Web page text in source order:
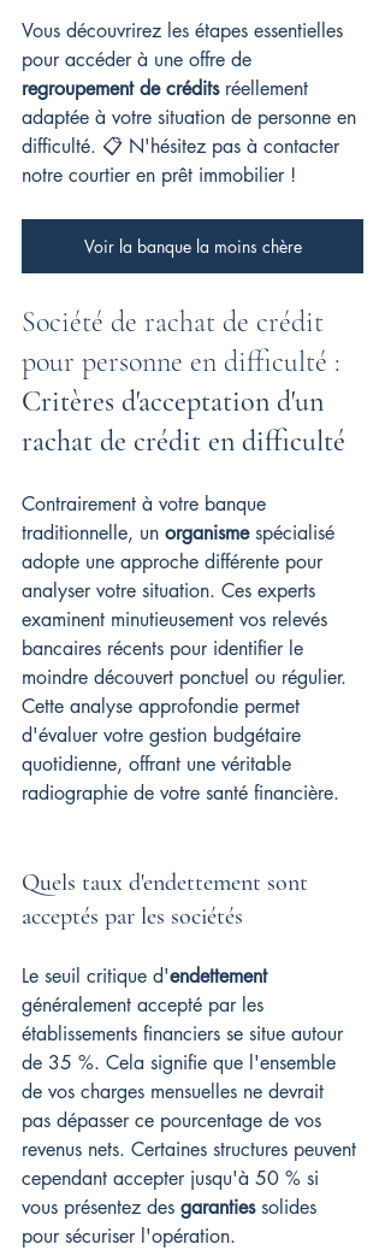
Vous découvrirez les étapes essentielles
pour accéder à une offre de
regroupement de crédits réellement
adaptée à votre situation de personne en
difficulté. 📋 N'hésitez pas à contacter
notre courtier en prêt immobilier !
Voir la banque la moins chère
Société de rachat de crédit
pour personne en difficulté :
Critères d'acceptation d'un
rachat de crédit en difficulté
Contrairement à votre banque
traditionnelle, un organisme spécialisé
adopte une approche différente pour
analyser votre situation. Ces experts
examinent minutieusement vos relevés
bancaires récents pour identifier le
moindre découvert ponctuel ou régulier.
Cette analyse approfondie permet
d'évaluer votre gestion budgétaire
quotidienne, offrant une véritable
radiographie de votre santé financière.
Quels taux d'endettement sont
acceptés par les sociétés
Le seuil critique d'endettement
généralement accepté par les
établissements financiers se situe autour
de 35 %. Cela signifie que l'ensemble
de vos charges mensuelles ne devrait
pas dépasser ce pourcentage de vos
revenus nets. Certaines structures peuvent
cependant accepter jusqu'à 50 % si
vous présentez des garanties solides
pour sécuriser l'opération.